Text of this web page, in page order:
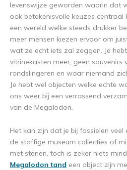
levenswijze geworden waarin dat
ook betekenisvolle keuzes centraal
een wereld welke steeds drukker
meer mensen kiezen ervoor om
wat ze echt iets zal zeggen. Je
vitrinekasten meer, geen souvenirs
rondslingeren en waar niemand
Je hebt wel objecten welke echte
ons weer bij een verrassend
van de Megalodon.
Het kan zijn dat je bij fossielen
de stoffige museum collecties of
met stenen, toch is zeker niets
Megalodon tand een object zijn